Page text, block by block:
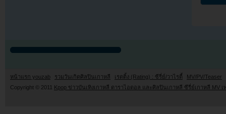
หน้าแรก youzab รวมวันเกิดศิลปินเกาหลี เรตติ้ง (Rating) : ซีรี่ย์/วาไรตี้
MV/PV/Teaser
Copyright © 2011 Kpop ข่าวบันเทิงเกาหลี ดาราไอดอล และศิลปินเกาหลี ซีรี่ย์เกาหลี MV